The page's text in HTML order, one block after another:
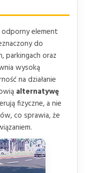
element
do
parkingach oraz
wysoką
na działanie
alternatywę
fizyczne, a nie
co sprawia, że